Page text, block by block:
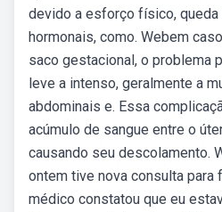
devido a esforço físico, queda
hormonais, como. Webem
saco gestacional, o problema
leve a intenso, geralmente a
abdominais e. Essa
acúmulo de sangue entre o
causando seu descolamento.
ontem tive nova consulta para
médico constatou que eu